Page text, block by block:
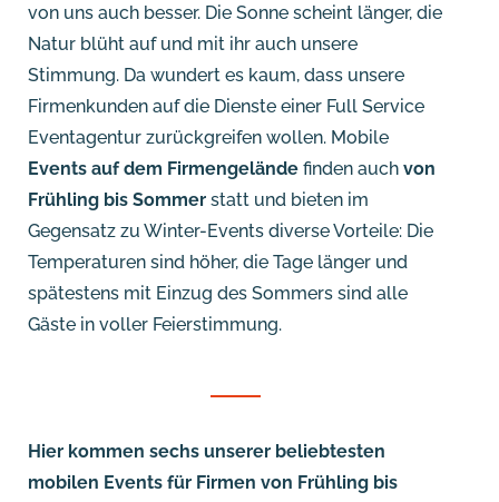
von uns auch besser. Die Sonne scheint länger, die
Natur blüht auf und mit ihr auch unsere
Stimmung. Da wundert es kaum, dass unsere
Firmenkunden auf die Dienste einer Full Service
Eventagentur zurückgreifen wollen. Mobile
Events auf dem Firmengelände finden auch von
Frühling bis Sommer statt und bieten im
Gegensatz zu Winter-Events diverse Vorteile: Die
Temperaturen sind höher, die Tage länger und
spätestens mit Einzug des Sommers sind alle
Gäste in voller Feierstimmung.
Hier kommen sechs unserer beliebtesten
mobilen Events für Firmen von Frühling bis